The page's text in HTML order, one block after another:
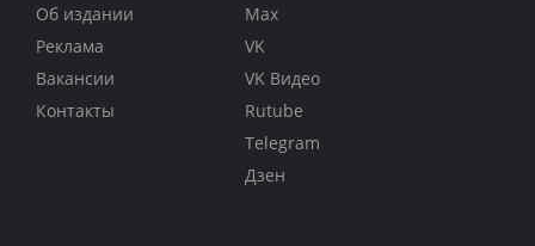
Об издании
Реклама
Вакансии
Контакты
Max
VK
VK Видео
Rutube
Telegram
Дзен